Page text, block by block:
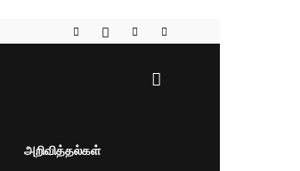
அறிவித்தல்கள்